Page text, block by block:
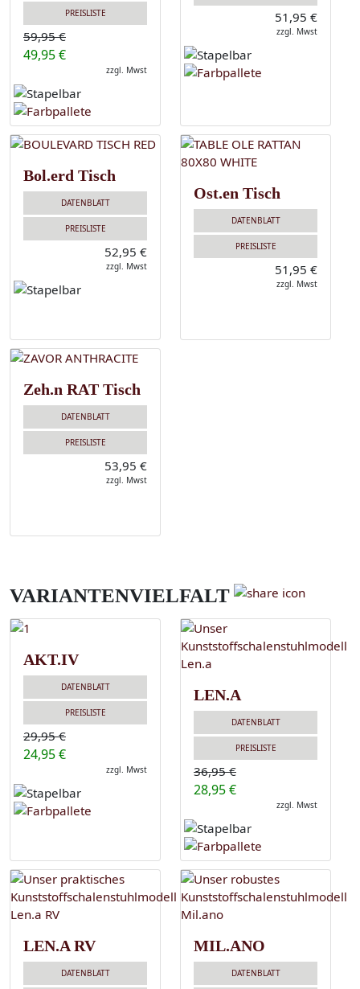
PREISLISTE
59,95 €
49,95 €
zzgl. Mwst
51,95 €
zzgl. Mwst
Bol.erd Tisch
DATENBLATT
PREISLISTE
52,95 €
zzgl. Mwst
Ost.en Tisch
DATENBLATT
PREISLISTE
51,95 €
zzgl. Mwst
Zeh.n RAT Tisch
DATENBLATT
PREISLISTE
53,95 €
zzgl. Mwst
VARIANTENVIELFALT
AKT.IV
DATENBLATT
PREISLISTE
29,95 €
24,95 €
zzgl. Mwst
LEN.A
DATENBLATT
PREISLISTE
36,95 €
28,95 €
zzgl. Mwst
LEN.A RV
DATENBLATT
MIL.ANO
DATENBLATT